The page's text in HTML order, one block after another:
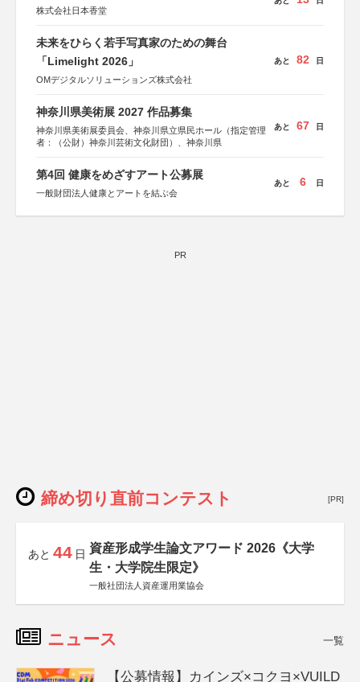
株式会社日本香堂
未来をひらく若手写真家のための舞台
「Limelight 2026」
OMデジタルソリューションズ株式会社
あと 82 日
神奈川県美術展 2027 作品募集
神奈川県美術展委員会、神奈川県立県民ホール（指定管理
者：（公財）神奈川芸術文化財団）、神奈川県
あと 67 日
第4回 健康をめざすアート公募展
一般財団法人健康とアートを結ぶ会
あと 6 日
PR
締め切り直前コンテスト [PR]
あと 44 日 資産形成学生論文アワード 2026《大学
生・大学院生限定》
一般社団法人資産運用業協会
ニュース 一覧
【公募情報】カインズ×コクヨ×VUILD